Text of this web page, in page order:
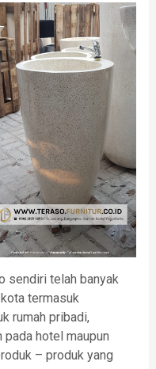
sendiri telah banyak
termasuk
rumah pribadi,
pada hotel maupun
– produk yang